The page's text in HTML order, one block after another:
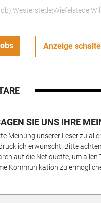
Anzeige
SIE UNS IHRE
Meinung unserer Leser zu
erwünscht. Bitte
auf die Netiquette, um allen
Kommunikation zu